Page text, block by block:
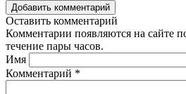
Добавить комментарий
Оставить комментарий
Комментарии появляются на сайте
течение пары часов.
Имя
Комментарий *